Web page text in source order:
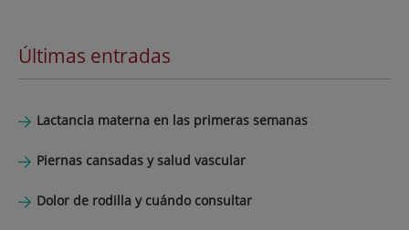
Últimas entradas
Lactancia materna en las primeras semanas
Piernas cansadas y salud vascular
Dolor de rodilla y cuándo consultar